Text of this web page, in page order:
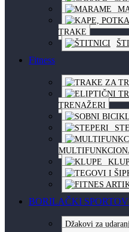
TRAKE
Fitness
TRENAŽERI
BORILAČKI
Džakovi za